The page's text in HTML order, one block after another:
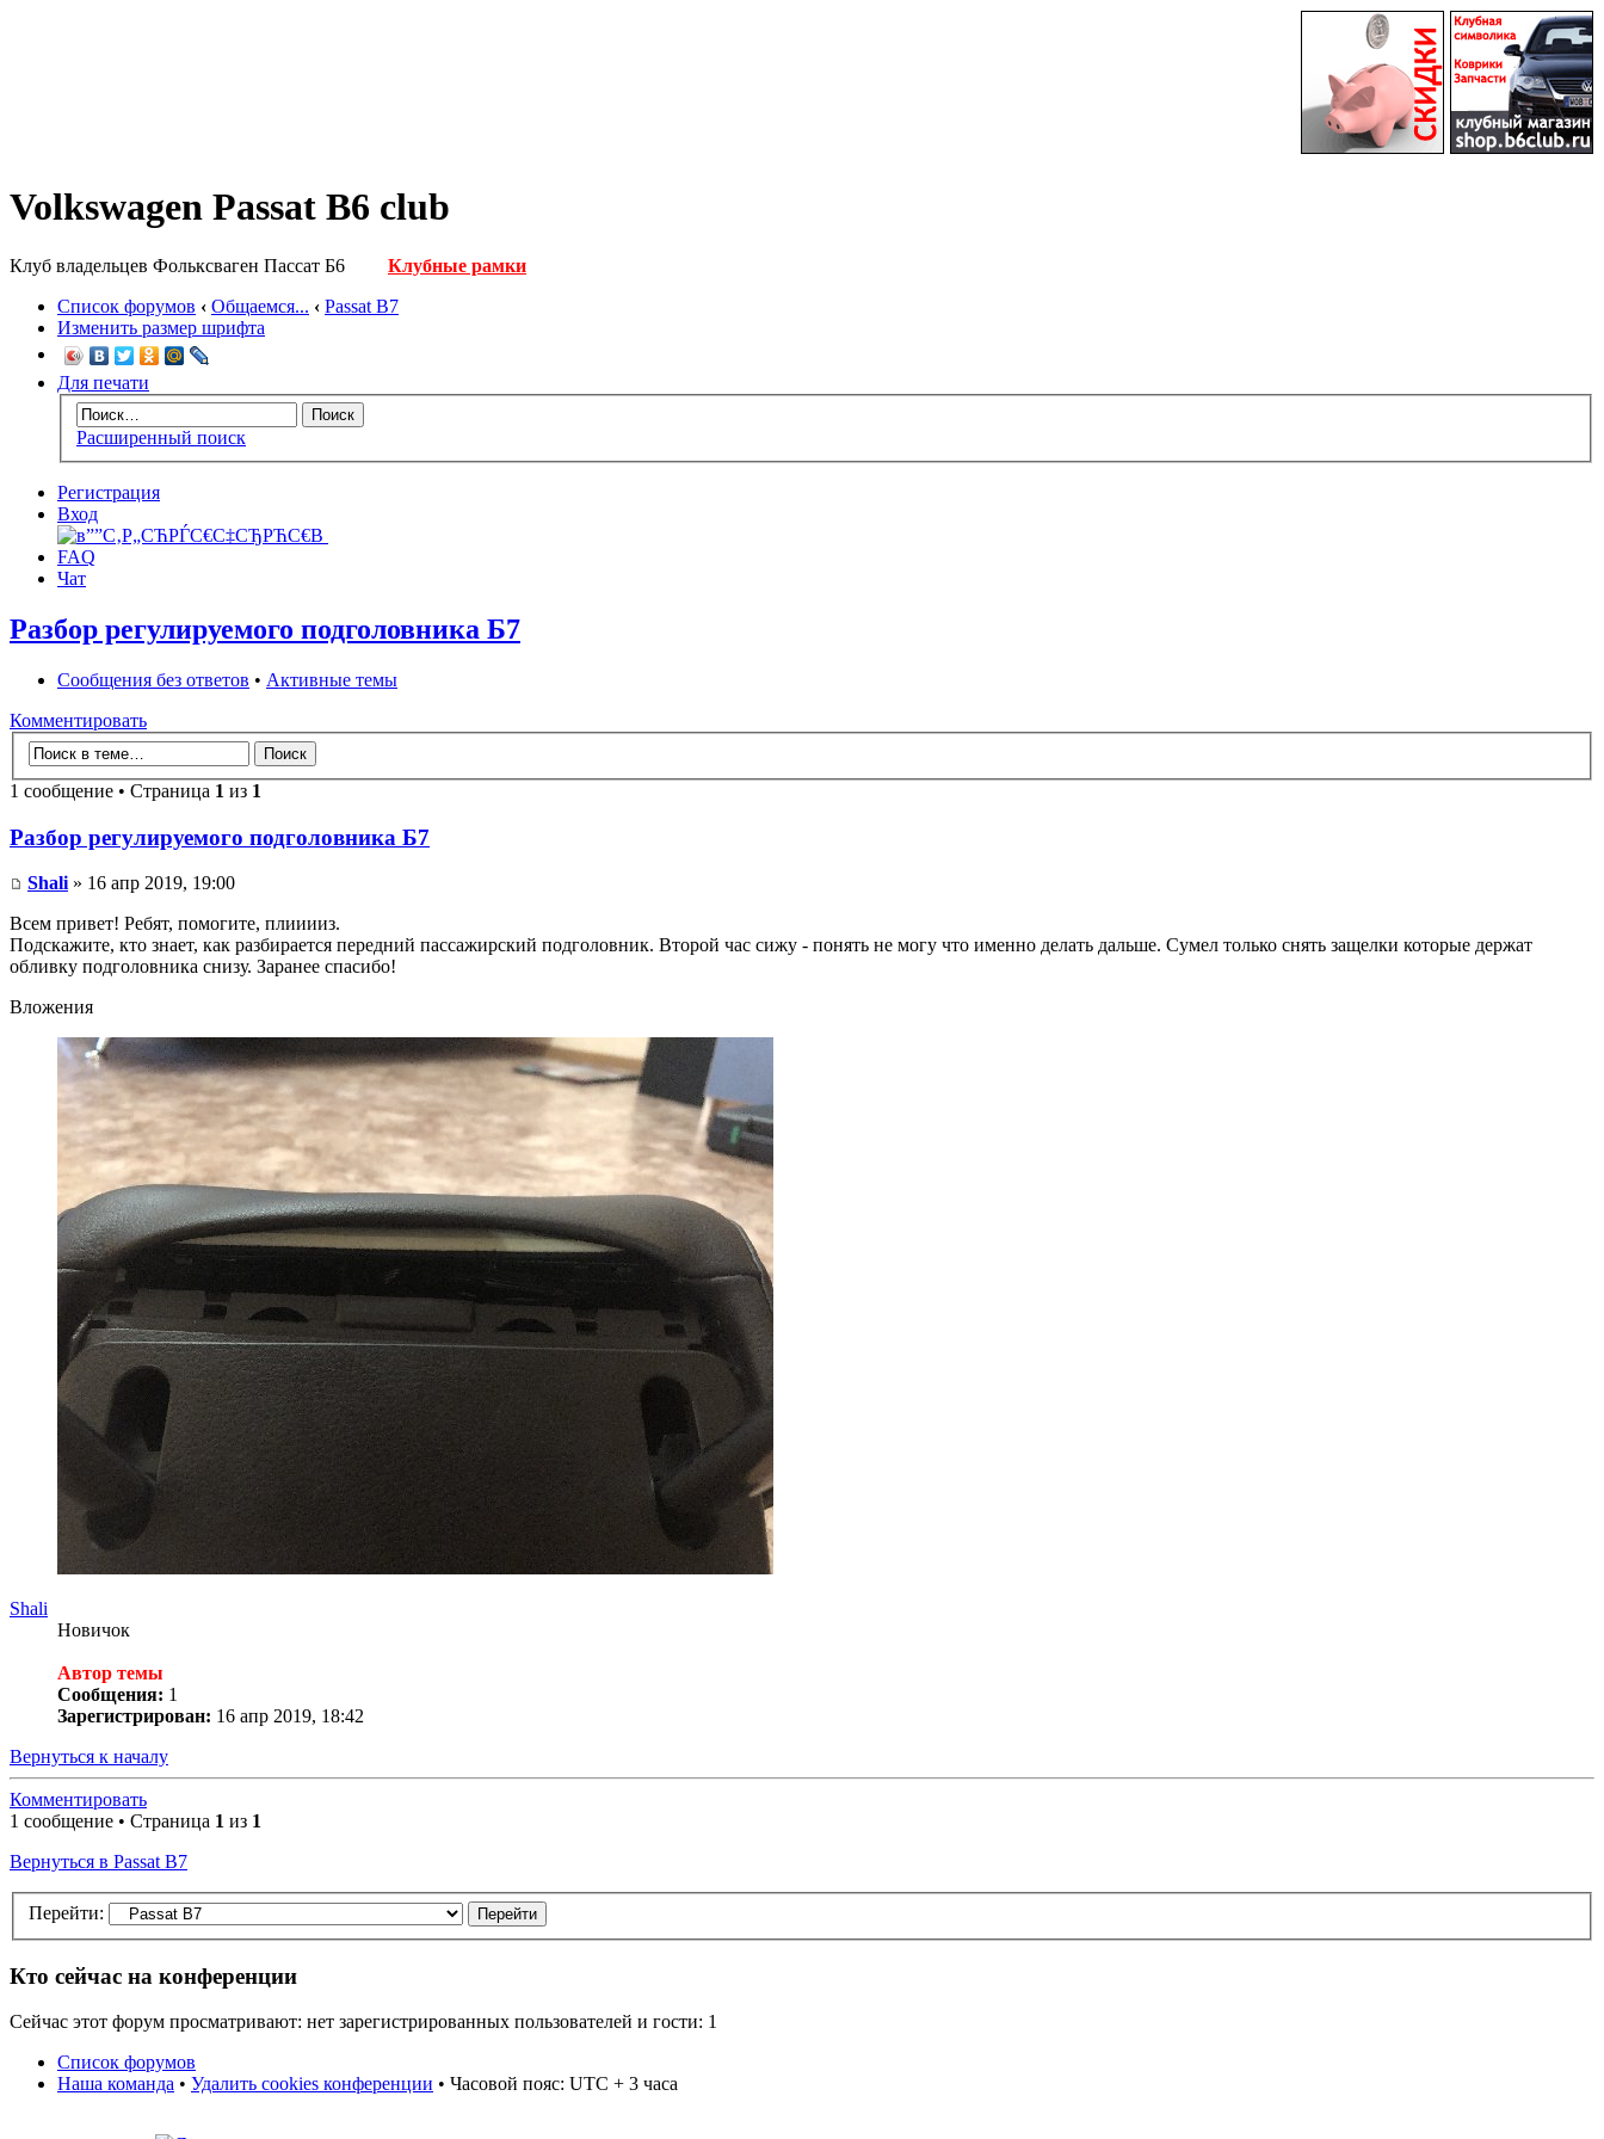
Volkswagen Passat B6 club
Клуб владельцев Фольксваген Пассат Б6
Клубные рамки
Список форумов ‹ Общаемся... ‹ Passat B7
Изменить размер шрифта
Для печати
Расширенный поиск
Регистрация
Вход
FAQ
Чат
Разбор регулируемого подголовника Б7
Сообщения без ответов • Активные темы
Комментировать
1 сообщение • Страница 1 из 1
Разбор регулируемого подголовника Б7
Shali » 16 апр 2019, 19:00
Всем привет! Ребят, помогите, плииииз.
Подскажите, кто знает, как разбирается передний пассажирский подголовник. Второй час сижу - понять не могу что именно делать дальше. Сумел только снять защелки которые держат
обливку подголовника снизу. Заранее спасибо!
Вложения
Shali
Новичок
Автор темы
Сообщения: 1
Зарегистрирован: 16 апр 2019, 18:42
Вернуться к началу
Комментировать
1 сообщение • Страница 1 из 1
Вернуться в Passat B7
Перейти:
Кто сейчас на конференции
Сейчас этот форум просматривают: нет зарегистрированных пользователей и гости: 1
Список форумов
Наша команда • Удалить cookies конференции • Часовой пояс: UTC + 3 часа